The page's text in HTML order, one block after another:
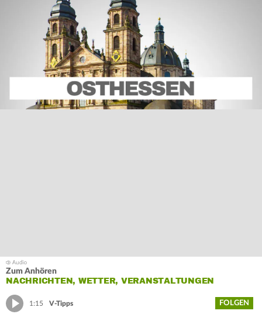
Zum Anhören
NACHRICHTEN, WETTER, VERANSTALTUNGEN
1:15 V-Tipps FOLGEN